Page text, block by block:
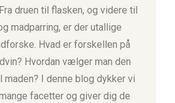
druen til flasken, og videre til
madparring, er der utallige
Hvad er forskellen på
Hvordan vælger man den
I denne blog dykker vi
facetter og giver dig de